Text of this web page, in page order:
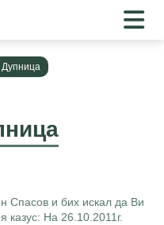
Дупница
Спасов и бих искал да Ви
казус: На 26.10.2011г.